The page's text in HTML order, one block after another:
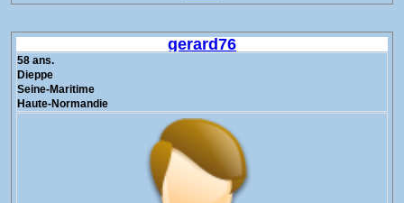
gerard76
58 ans.
Dieppe
Seine-Maritime
Haute-Normandie